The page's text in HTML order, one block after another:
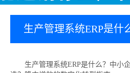
生产管理系统ERP是什
生产管理系统ERP是什么？中小企